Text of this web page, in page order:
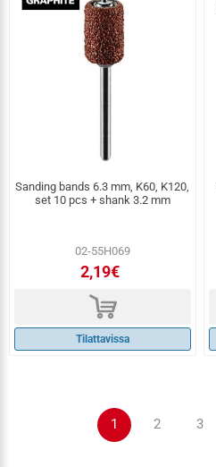
Sanding bands 6.3 mm, K60, K120,
set 10 pcs + shank 3.2 mm
02-55H069
2,19€
d
Tilattavissa
1 2 3